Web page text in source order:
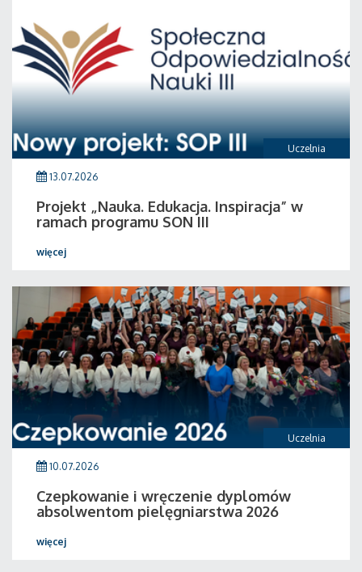
Uczelnia
13.07.2026
Projekt „Nauka. Edukacja. Inspiracja” w
ramach programu SON III
więcej
Uczelnia
10.07.2026
Czepkowanie i wręczenie dyplomów
absolwentom pielęgniarstwa 2026
więcej